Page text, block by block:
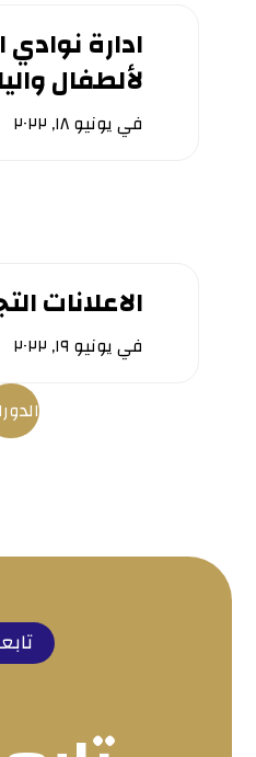
ادارة نوادي
لألطفال
فييونيو ١٨, ٢٠٢٢
الاعلانات
فييونيو ١٩, ٢٠٢٢